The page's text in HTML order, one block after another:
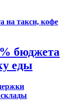
бюджета
еды